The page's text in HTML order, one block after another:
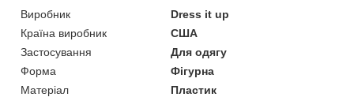
Виробник
Dress it up
Країна виробник
США
Застосування
Для одягу
Форма
Фігурна
Матеріал
Пластик